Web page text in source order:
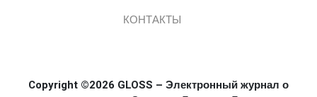
КОНТАКТЫ
Copyright ©2026 GLOSS – Электронный журнал о